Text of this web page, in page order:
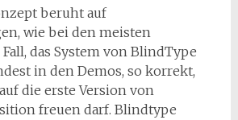
beruht auf
wie bei den meisten
das System von BlindType
in den Demos, so korrekt,
die erste Version von
freuen darf. Blindtype